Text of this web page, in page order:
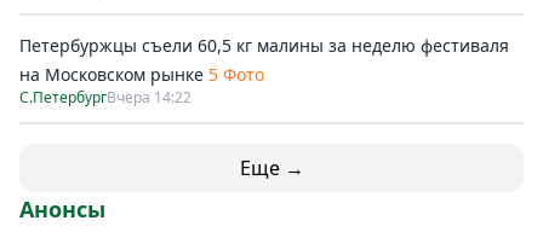
Петербуржцы съели 60,5 кг малины за неделю фестиваля
на Московском рынке 5 Фото
С.ПетербургВчера 14:22
Еще →
Анонсы